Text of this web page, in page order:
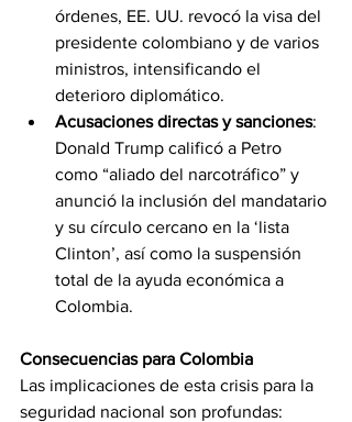
órdenes, EE. UU. revocó la visa del
presidente colombiano y de varios
ministros, intensificando el
deterioro diplomático.
Acusaciones directas y sanciones:
Donald Trump calificó a Petro
como “aliado del narcotráfico” y
anunció la inclusión del mandatario
y su círculo cercano en la ‘lista
Clinton’, así como la suspensión
total de la ayuda económica a
Colombia.
Consecuencias para Colombia
Las implicaciones de esta crisis para la
seguridad nacional son profundas: